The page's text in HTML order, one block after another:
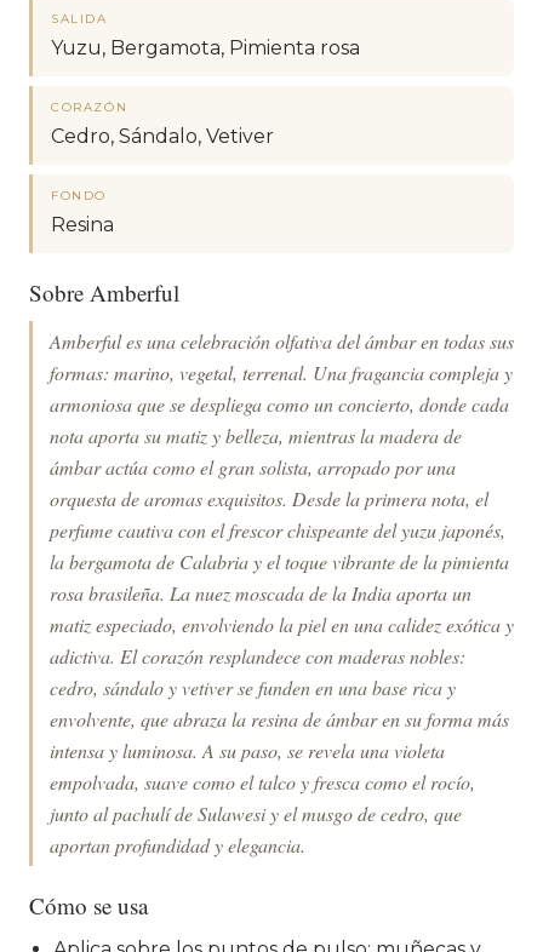
SALIDA
Yuzu, Bergamota, Pimienta rosa
CORAZÓN
Cedro, Sándalo, Vetiver
FONDO
Resina
Sobre Amberful
Amberful es una celebración olfativa del ámbar en todas sus
formas: marino, vegetal, terrenal. Una fragancia compleja y
armoniosa que se despliega como un concierto, donde cada
nota aporta su matiz y belleza, mientras la madera de
ámbar actúa como el gran solista, arropado por una
orquesta de aromas exquisitos. Desde la primera nota, el
perfume cautiva con el frescor chispeante del yuzu japonés,
la bergamota de Calabria y el toque vibrante de la pimienta
rosa brasileña. La nuez moscada de la India aporta un
matiz especiado, envolviendo la piel en una calidez exótica y
adictiva. El corazón resplandece con maderas nobles:
cedro, sándalo y vetiver se funden en una base rica y
envolvente, que abraza la resina de ámbar en su forma más
intensa y luminosa. A su paso, se revela una violeta
empolvada, suave como el talco y fresca como el rocío,
junto al pachulí de Sulawesi y el musgo de cedro, que
aportan profundidad y elegancia.
Cómo se usa